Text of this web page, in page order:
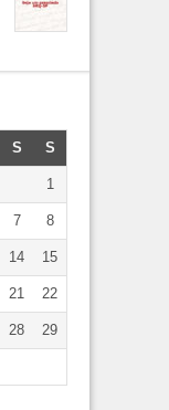
S S
1
7 8
14 15
21 22
28 29